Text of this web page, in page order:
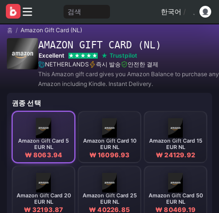
검색 한국어 /
홈 / Amazon Gift Card (NL)
AMAZON GIFT CARD (NL)
Excellent
Trustpilot
NETHERLANDS
즉시 발송
안전한 결제
This Amazon gift card gives you Amazon Balance to purchase
Amazon including Kindle. Instant Delivery.
권종 선택
Amazon Gift Card 5
EUR NL
₩ 8063.94
Amazon Gift Card 10
EUR NL
₩ 16096.93
Amazon Gift Card 15
EUR NL
₩ 24129.92
Amazon Gift Card 20
EUR NL
₩ 32193.87
Amazon Gift Card 25
EUR NL
₩ 40226.85
Amazon Gift Card 50
EUR NL
₩ 80469.19